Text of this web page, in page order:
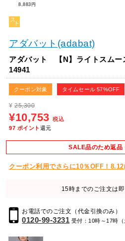
8,883円
アダバット(adabat)
アダバット 【N】ライトスム
14941
クーポン対象 タイムセール 57%OFF
¥ 25,300
¥10,753 税込
97 ポイント 還元
SALE品のため返品
クーポン利用でさらに10％OFF！
15時までのご注文は
お電話でのご注文（代金引換のみ）
0120-99-3231 受付：10時～17時（